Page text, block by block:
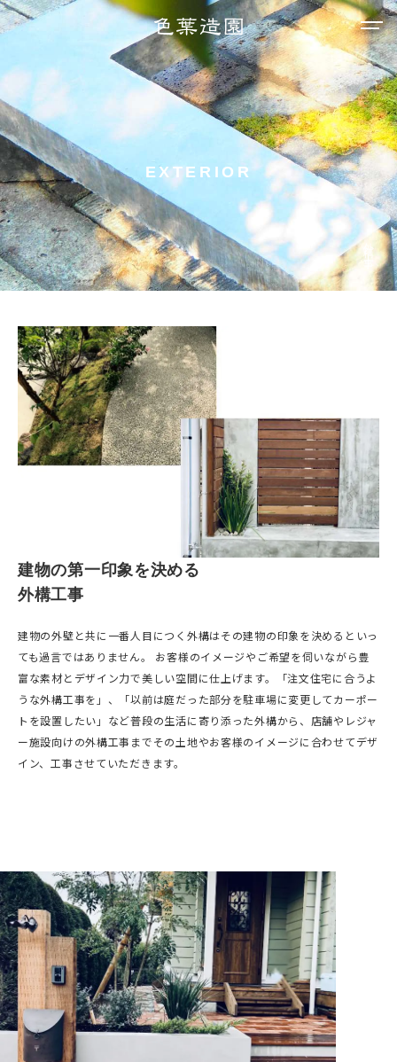
外構工事
EXTERIOR
建物の第一印象を決める
外構工事
建物の外壁と共に一番人目につく外構はその建物の印象を決めるといっ
ても過言ではありません。 お客様のイメージやご希望を伺いながら豊
富な素材とデザイン力で美しい空間に仕上げます。「注文住宅に合うよ
うな外構工事を」、「以前は庭だった部分を駐車場に変更してカーポー
トを設置したい」など普段の生活に寄り添った外構から、店舗やレジャ
ー施設向けの外構工事までその土地やお客様のイメージに合わせてデザ
イン、工事させていただきます。